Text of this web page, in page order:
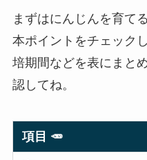
まずはにんじんを育て
本ポイントをチェック
培期間などを表にまと
認してね。
項目 🥕